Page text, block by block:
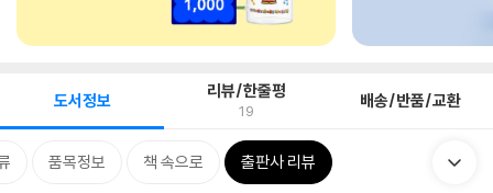
도서정보 리뷰/한줄평
19 배송/반품/교환
품목정보 책 속으로 출판사 리뷰